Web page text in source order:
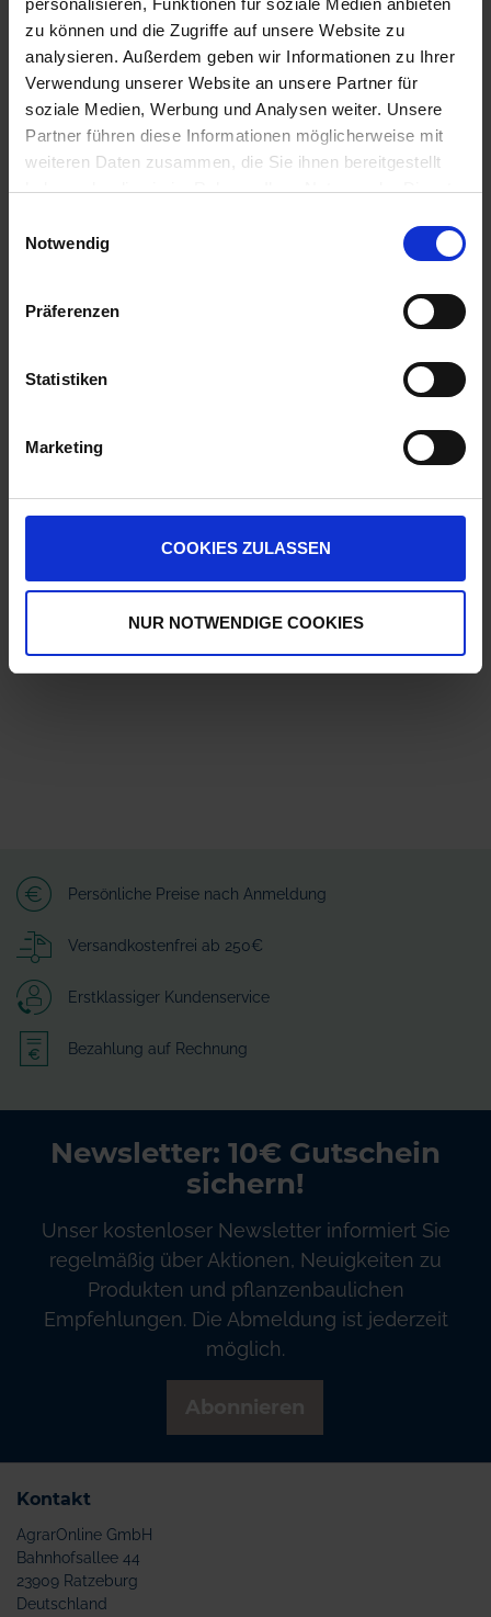
zu können und die Zugriffe auf unsere Website zu
analysieren. Außerdem geben wir Informationen zu Ihrer
Verwendung unserer Website an unsere Partner für
soziale Medien, Werbung und Analysen weiter. Unsere
Partner führen diese Informationen möglicherweise mit
weiteren Daten zusammen, die Sie ihnen bereitgestellt
haben oder die sie im Rahmen Ihrer Nutzung der Dienste
Notwendig
Präferenzen
Statistiken
Marketing
COOKIES ZULASSEN
NUR NOTWENDIGE COOKIES
Anmelden für Ihren persönlichen Preis
34,36 € / St
34,36 €pro 1 Stück
Auf Lager
QTY_CONTROL_DECREASE
IN DEN WARENKORB
GRIMME Landmaschinenfabrik GmbH & Co. KG
Hunteburger Straße 32
Persönliche Preise nach Anmeldung
Versandkostenfrei ab 250€
Erstklassiger Kundenservice
Bezahlung auf Rechnung
Newsletter: 10€ Gutschein
sichern!
Unser kostenloser Newsletter informiert Sie
regelmäßig über Aktionen, Neuigkeiten zu
Produkten und pflanzenbaulichen
Empfehlungen. Die Abmeldung ist jederzeit
möglich.
Kontakt
AgrarOnline GmbH
Bahnhofsallee 44
23909 Ratzeburg
Deutschland